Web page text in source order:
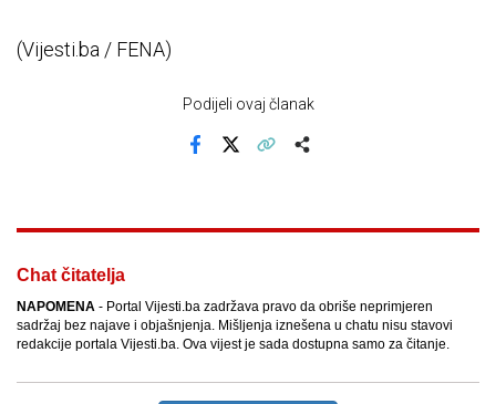
(Vijesti.ba / FENA)
Podijeli ovaj članak
Chat čitatelja
NAPOMENA - Portal Vijesti.ba zadržava pravo da obriše neprimjeren
sadržaj bez najave i objašnjenja. Mišljenja iznešena u chatu nisu stavovi
redakcije portala Vijesti.ba. Ova vijest je sada dostupna samo za čitanje.